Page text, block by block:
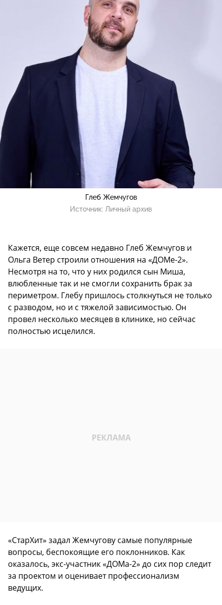
Глеб Жемчугов
Источник: Личный архив
Кажется, еще совсем недавно Глеб Жемчугов и
Ольга Ветер строили отношения на «ДОМе-2».
Несмотря на то, что у них родился сын Миша,
влюбленные так и не смогли сохранить брак за
периметром. Глебу пришлось столкнуться не только
с разводом, но и с тяжелой зависимостью. Он
провел несколько месяцев в клинике, но сейчас
полностью исцелился.
«СтарХит» задал Жемчугову самые популярные
вопросы, беспокоящие его поклонников. Как
оказалось, экс-участник «ДОМа-2» до сих пор следит
за проектом и оценивает профессионализм
ведущих.